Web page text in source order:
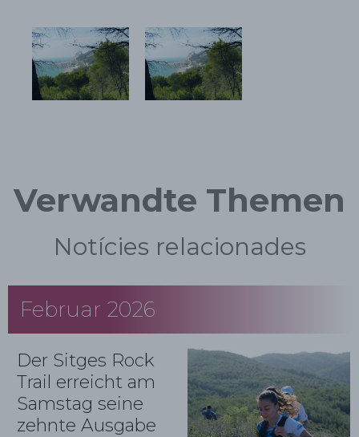
Verwandte Themen
Notícies relacionades
Februar 2026
Der Sitges Rock
Trail erreicht am
Samstag seine
zehnte Ausgabe